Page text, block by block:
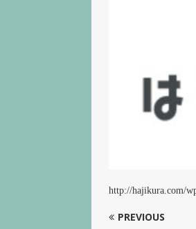
http://hajikura.com/
PREVIOUS